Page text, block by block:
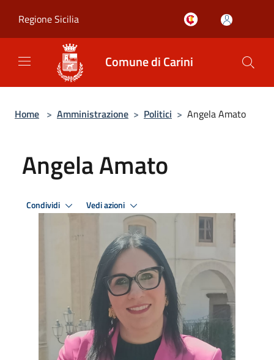
Regione Sicilia
Comune di Carini
Home > Amministrazione > Politici > Angela Amato
Angela Amato
Condividi Vedi azioni